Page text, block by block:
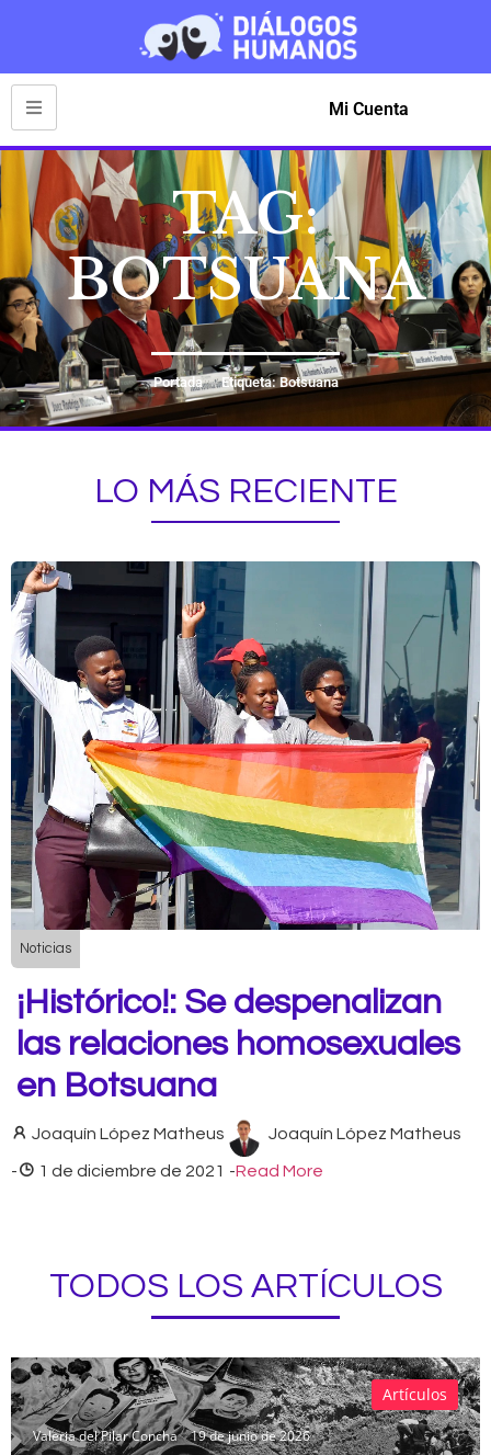
Mi Cuenta
TAG:
BOTSUANA
Portada Etiqueta: Botsuana
LO MÁS RECIENTE
Noticias
¡Histórico!: Se despenalizan
las relaciones homosexuales
en Botsuana
Joaquín López Matheus Joaquín López Matheus
- 1 de diciembre de 2021 -Read More
TODOS LOS ARTÍCULOS
Valeria del Pilar Concha 19 de junio de 2026
Artículos